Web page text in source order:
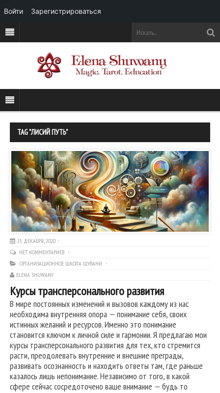
TAG "ЛИСИЙ ПУТЬ"
25 ДЕКАБРЯ, 2020
НЕТ КОММЕНТАРИЕВ
ОРГАНИЗАЦИОННОЕ ШКОЛА ШУВАНИ
ELENA SHUWANY
Курсы трансперсонального развития
В мире постоянных изменений и вызовов каждому из нас
необходима внутренняя опора — понимание себя, своих
истинных желаний и ресурсов. Именно это понимание
становится ключом к личной силе и гармонии. Я предлагаю мои
курсы трансперсонального развития для тех, кто стремится
расти, преодолевать внутренние и внешние преграды,
развивать осознанность и находить ответы там, где раньше
казалось лишь непонимание. Независимо от того, в какой
сфере сейчас сосредоточено ваше внимание — будь то
Войти Зарегистрироваться